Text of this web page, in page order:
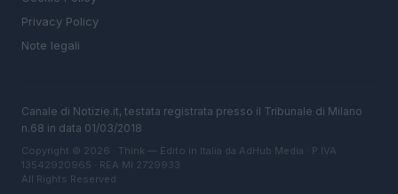
Privacy Policy
Note legali
Canale di Notizie.it, testata registrata presso il Tribunale di Milano
n.68 in data 01/03/2018
Copyright © 2026 · Think — Edito in Italia da AdHub Media · P.IVA
13542920965 · REA MI 2729933
All Rights Reserved